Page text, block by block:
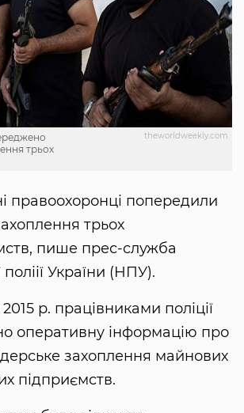
theworldweekly.com
трьох
правоохоронці попередили
трьох
пише прес-служба
України (НПУ).
р. працівниками поліції
оперативну інформацію про
захоплення майнових
підприємств.